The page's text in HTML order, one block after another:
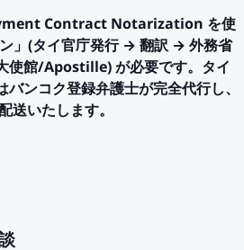
Contract Notarization を使
」(タイ官庁発行 → 翻訳 → 外務省
館/Apostille) が必要です。タイ
ンコク登録弁護士が完全代行し、
送いたします。